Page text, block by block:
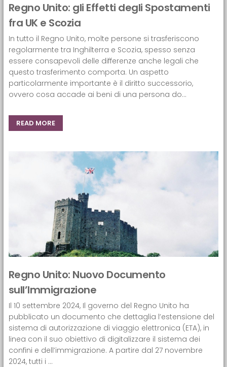
Regno Unito: gli Effetti degli Spostamenti
fra UK e Scozia
In tutto il Regno Unito, molte persone si trasferiscono
regolarmente tra Inghilterra e Scozia, spesso senza
essere consapevoli delle differenze anche legali che
questo trasferimento comporta. Un aspetto
particolarmente importante è il diritto successorio,
ovvero cosa accade ai beni di una persona do...
READ MORE
Regno Unito: Nuovo Documento
sull’Immigrazione
Il 10 settembre 2024, Il governo del Regno Unito ha
pubblicato un documento che dettaglia l’estensione del
sistema di autorizzazione di viaggio elettronica (ETA), in
linea con il suo obiettivo di digitalizzare il sistema dei
confini e dell’immigrazione. A partire dal 27 novembre
2024, tutti i ...